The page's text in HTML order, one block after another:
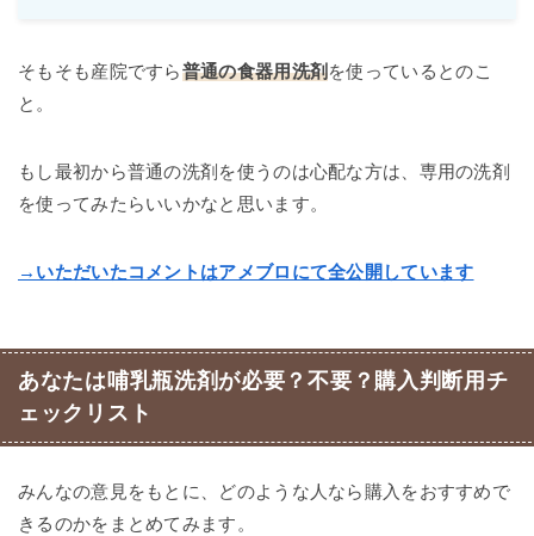
そもそも産院ですら普通の食器用洗剤 を使っているとのこ
と。
もし最初から普通の洗剤を使うのは心配な方は、専用の洗剤
を使ってみたらいいかなと思います。
→いただいたコメントはアメブロにて全公開しています
あなたは哺乳瓶洗剤が必要？不要？購入判断用チ
ェックリスト
みんなの意見をもとに、どのような人なら購入をおすすめで
きるのかをまとめてみます。